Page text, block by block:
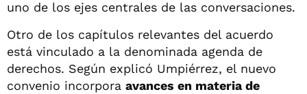
uno de los ejes centrales de las conversaciones.
Otro de los capítulos relevantes del acuerdo
está vinculado a la denominada agenda de
derechos. Según explicó Umpiérrez, el nuevo
convenio incorpora avances en materia de